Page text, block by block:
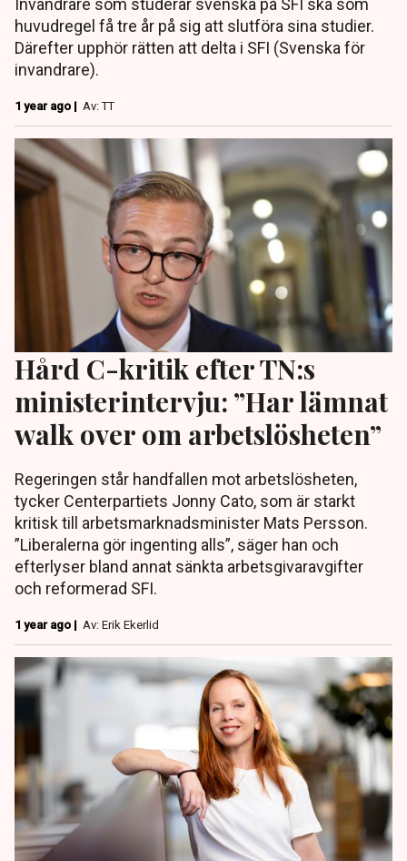
Invandrare som studerar svenska på SFI ska som
huvudregel få tre år på sig att slutföra sina studier.
Därefter upphör rätten att delta i SFI (Svenska för
invandrare).
1 year ago | Av: TT
Hård C-kritik efter TN:s
ministerintervju: ”Har lämnat
walk over om arbetslösheten”
Regeringen står handfallen mot arbetslösheten,
tycker Centerpartiets Jonny Cato, som är starkt
kritisk till arbetsmarknadsminister Mats Persson.
”Liberalerna gör ingenting alls”, säger han och
efterlyser bland annat sänkta arbetsgivaravgifter
och reformerad SFI.
1 year ago | Av: Erik Ekerlid